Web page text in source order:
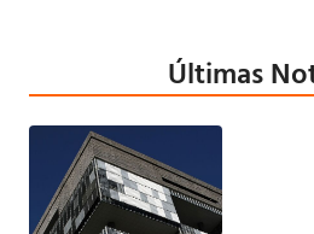
Últimas